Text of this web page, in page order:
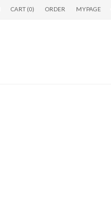
CART (0) ORDER MYPAGE